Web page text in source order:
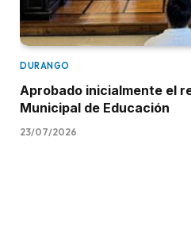
DURANGO
Aprobado inicialmente el
Municipal de Educación
23/07/2026